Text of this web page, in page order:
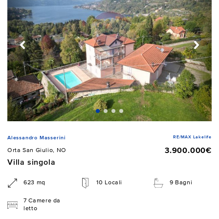
Alessandro Masserini RE/MAX Lakelife
Orta San Giulio, NO
3.900.000€
Villa singola
623 mq 10 Locali 9 Bagni
7 Camere da
letto